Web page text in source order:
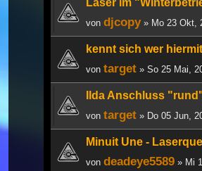
von djcopy» Mo 23 Okt,
kennt sich wer
von target » So 25 Mai,
Ilda Anschluss
von target » Do 05 Jun,
Minuit Une -
von deadeye5589 » Mi